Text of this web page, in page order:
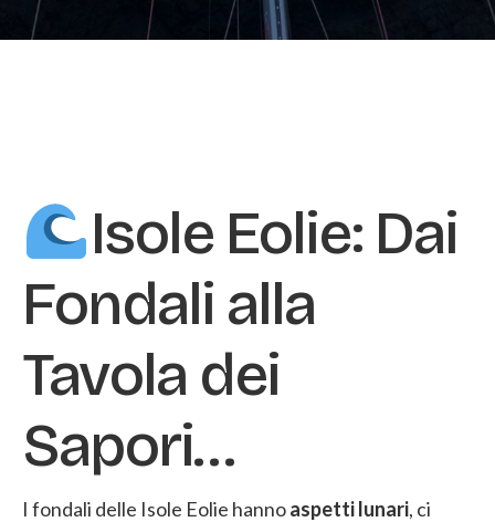
Isole Eolie: Dai
Fondali alla
Tavola dei
Sapori…
I fondali delle Isole Eolie hannoaspetti lunari, ci